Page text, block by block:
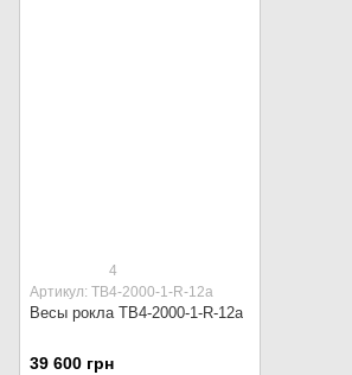
4
Артикул: ТВ4-2000-1-R-12a
Весы рокла ТВ4-2000-1-R-12a
39 600 грн